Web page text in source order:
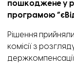
пошкоджене у
програмою
Рішення прийняли
комісії з